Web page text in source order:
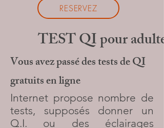
RESERVEZ
TEST QI pour adultes
Vous avez passé des tests de QI
gratuits en ligne
Internet propose nombre de
tests, supposés donner un
Q.I. ou des éclairages